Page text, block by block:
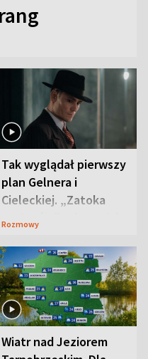
Tak wyglądał pierwszy
plan Gelnera i
Cieleckiej. „Zatoka
szpiegów” od razu ich
Rozmowy
Wiatr nad Jeziorem